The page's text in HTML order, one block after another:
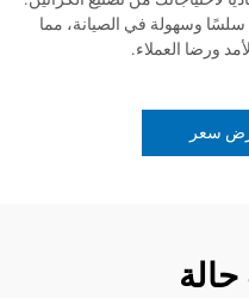
سلسًا وسهولة في الصيانة، مما
ورضا العملاء.
سعر